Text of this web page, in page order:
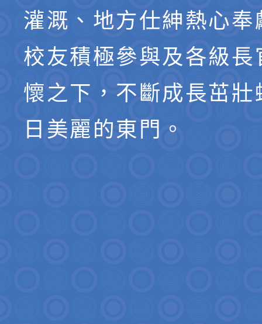
灌溉、地方仕紳熱心奉
校友積極參與及各級長
懷之下，不斷成長茁壯
日美麗的東門。